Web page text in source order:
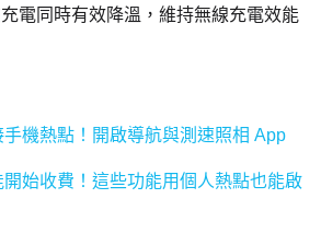
充電同時有效降溫，維持無線充電效能
機熱點！開啟導航與測速照相 App
始收費！這些功能用個人熱點也能啟